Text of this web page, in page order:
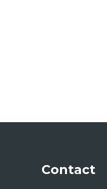
Contact